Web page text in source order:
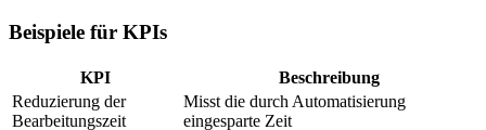
Beispiele für KPIs
KPI
Beschreibung
Reduzierung der
Bearbeitungszeit
Misst die durch Automatisierung
eingesparte Zeit